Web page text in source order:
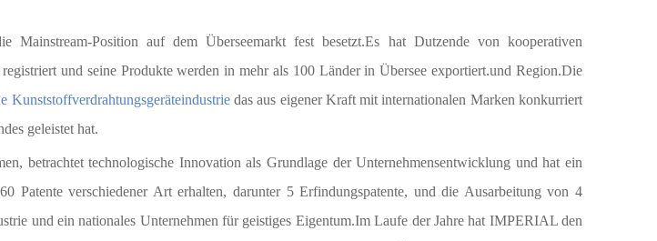
Position auf dem Überseemarkt fest besetzt.Es hat Dutzende von kooperativen
und seine Produkte werden in mehr als 100 Länder in Übersee exportiert.und Region.Die
Kunststoffverdrahtungsgeräteindustriedas aus eigener Kraft mit internationalen Marken konkurriert
geleistet hat.
betrachtet technologische Innovation als Grundlage der Unternehmensentwicklung und hat ein
Patente verschiedener Art erhalten, darunter 5 Erfindungspatente, und die Ausarbeitung von 4
und ein nationales Unternehmen für geistiges Eigentum.Im Laufe der Jahre hat IMPERIAL den